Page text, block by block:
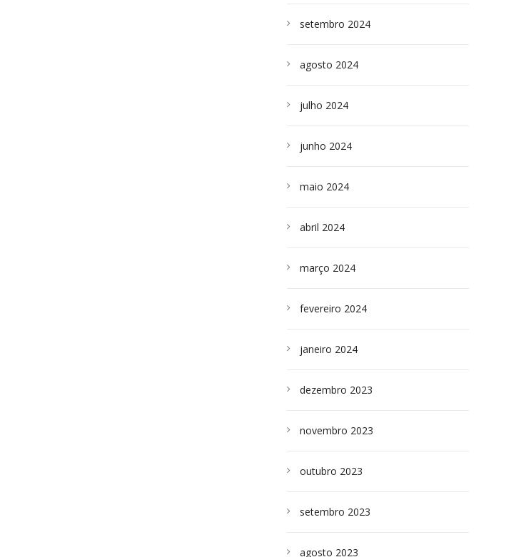
setembro 2024
agosto 2024
julho 2024
junho 2024
maio 2024
abril 2024
março 2024
fevereiro 2024
janeiro 2024
dezembro 2023
novembro 2023
outubro 2023
setembro 2023
agosto 2023